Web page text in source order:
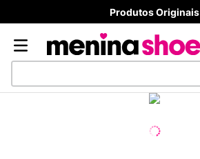
Produtos Originais